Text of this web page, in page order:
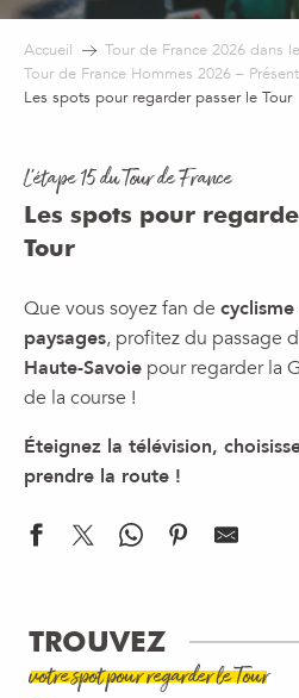
Accueil
Tour de France 2026 dans
Tour de France Hommes 2026 –
Les spots pour regarder passer le Tour
L'étape 15 du Tour de France
Les spots pour
Tour
Que vous soyez fan de cyclisme
paysages, profitez du passage
Haute-Savoie pour regarder la
de la course !
Éteignez la télévision,
prendre la route !
TROUVEZ
votre spot pour regarder le Tour